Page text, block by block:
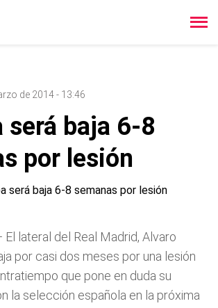
de 2014 - 13:46
será baja 6-8
por lesión
El lateral del Real Madrid, Alvaro
por casi dos meses por una lesión
que pone en duda su
la selección española en la próxima